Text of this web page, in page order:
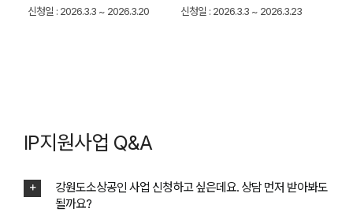
신청일 : 2026.3.3 ~ 2026.3.20 신청일 : 2026.3.3 ~ 2026.3.23
IP지원사업 Q&A
강원도소상공인 사업 신청하고 싶은데요. 상담 먼저 받아봐도
될까요?